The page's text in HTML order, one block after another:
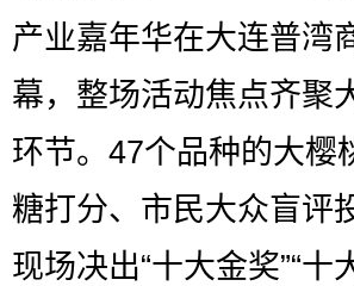
产业嘉年华在大连普湾
幕，整场活动焦点齐聚
环节。47个品种的大樱
糖打分、市民大众盲评
现场决出“十大金奖”“十